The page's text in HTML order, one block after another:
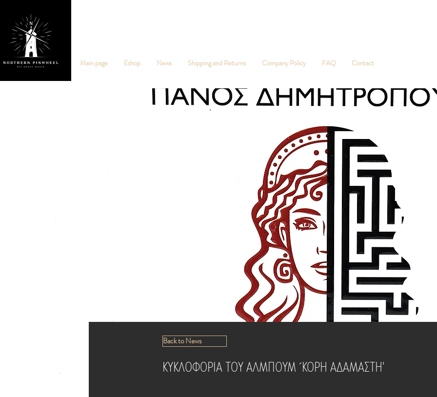
Main page Eshop News Shipping and Returns Company Policy FAQ Contact
Back to News
ΚΥΚΛΟΦΟΡΙΑ ΤΟΥ ΑΛΜΠΟΥΜ ΄ΚΟΡΗ ΑΔΑΜΑΣΤΗ'